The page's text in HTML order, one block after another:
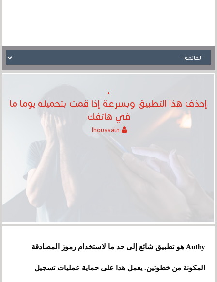
إحذف هذا التطبيق وبسرعة إذا قمت بتحميله يوما ما
في هاتفك
Authy هو تطبيق شائع إلى حد ما لاستخدام رموز المصادقة
المكونة من خطوتين. يعمل هذا على حماية عمليات تسجيل